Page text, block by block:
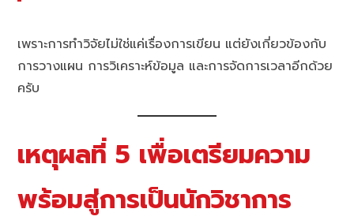
เพราะการทำวิจัยไม่ใช่แค่เรื่องการเขียน แต่ยังเกี่ยวข้องกับ
การวางแผน การวิเคราะห์ข้อมูล และการจัดการเวลาอีกด้วย
ครับ
เหตุผลที่ 5 เพื่อเตรียมความ
พร้อมสู่การเป็นนักวิชาการ